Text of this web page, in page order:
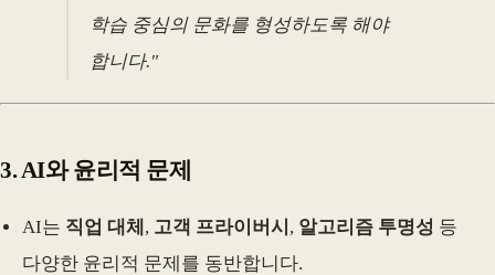
학습 중심의 문화를 형성하도록 해야
합니다."
3.AI와 윤리적 문제
AI는 직업 대체 , 고객 프라이버시 , 알고리즘 투명성 등
다양한 윤리적 문제를 동반합니다.